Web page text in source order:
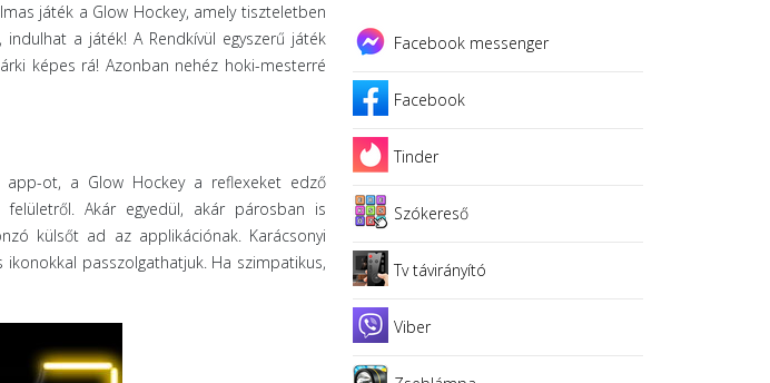
játék a Glow Hockey, amely tiszteletben
a játék! A Rendkívül egyszerű játék
képes rá! Azonban nehéz hoki-mesterré
app-ot, a Glow Hockey a reflexeket edző
Akár egyedül, akár párosban is
külsőt ad az applikációnak. Karácsonyi
passzolgathatjuk. Ha szimpatikus,
Facebook messenger
Facebook
Tinder
Szókereső
Tv távirányító
Viber